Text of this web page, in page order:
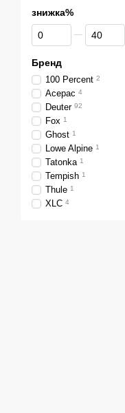
знижка%
Від знижка%
До знижка%
Бренд
100 Percent 2
Acepac 4
Deuter 92
Fox 1
Ghost 1
Lowe Alpine 1
Tatonka 1
Tempish 1
Thule 1
XLC 4